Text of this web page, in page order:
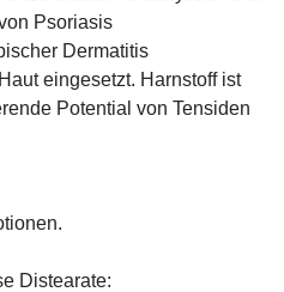
Psoriasis
Dermatitis
eingesetzt. Harnstoff ist
Potential von Tensiden
Distearate: